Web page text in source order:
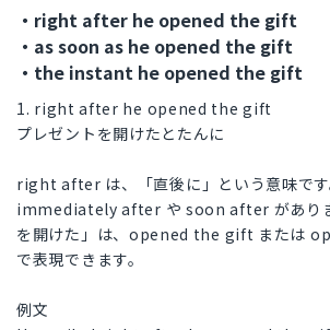
・right after he opened the gift
・as soon as he opened the gift
・the instant he opened the gift
1. right after he opened the gift
プレゼントを開けたとたんに
right after は、「直後に」という意味です
immediately after や soon after があり
を開けた」は、opened the gift または
で表現できます。
例文